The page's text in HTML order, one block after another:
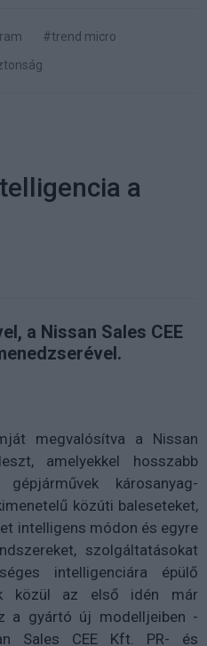
#trend micro
a
a Nissan Sales CEE
megvalósítva a Nissan
amelyekkel hosszabb
károsanyag-
közúti baleseteket,
intelligens módon és egyre
szolgáltatásokat
intelligenciára épülő
közül az első idén már
a gyártó új modelljeiben -
Sales CEE Kft. PR- és